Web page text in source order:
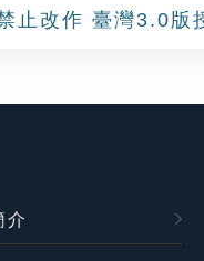
止改作 臺灣3.0版
介